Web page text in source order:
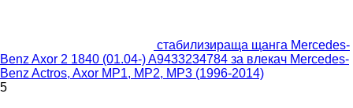
стабилизираща щанга Mercedes-
Benz Axor 2 1840 (01.04-) A9433234784 за влекач Mercedes-
Benz Actros, Axor MP1, MP2, MP3 (1996-2014)
5